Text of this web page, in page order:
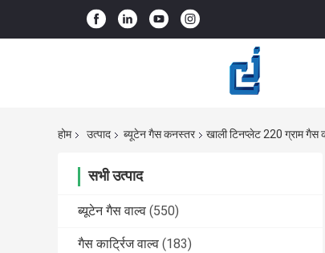
होम उत्पाद ब्यूटेन गैस कनस्तर खाली टिनप्लेट 220 ग्राम गैस
सभी उत्पाद
ब्यूटेन गैस वाल्व (550)
गैस कार्ट्रिज वाल्व (183)